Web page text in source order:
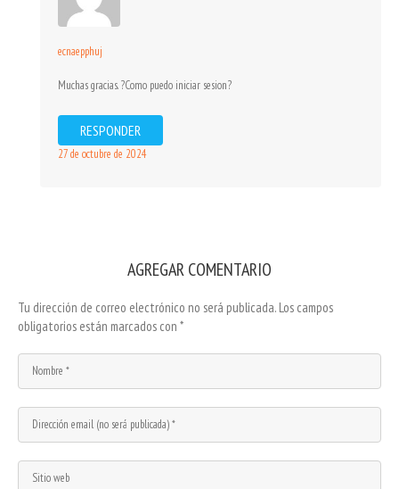
ecnaepphuj
Muchas gracias. ?Como puedo iniciar sesion?
RESPONDER
27 de octubre de 2024
AGREGAR COMENTARIO
Tu dirección de correo electrónico no será publicada. Los campos
obligatorios están marcados con *